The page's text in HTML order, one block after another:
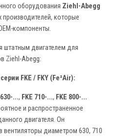
оборудования Ziehl-Abegg
которые
компоненты.
штатным двигателем для
Ziehl-Abegg:
FKE / FKY (Fe²Air):
630-..., FKE 710-..., FKE 800-...
и распространенное
двигателя. Он
вентиляторы диаметром 630, 710